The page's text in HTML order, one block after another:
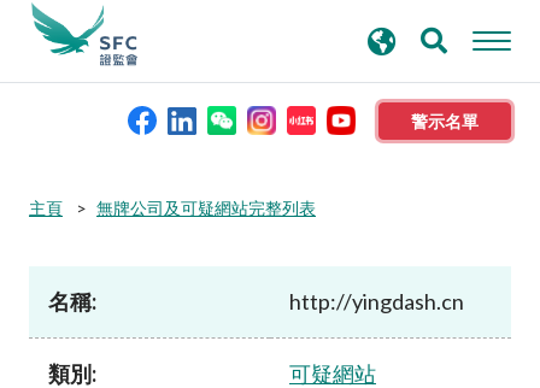
警示名單
本會簡介
規則及標準
尋
主頁 無牌公司及可疑網站完整列表
名稱: http://yingdash.cn
類別: 可疑網站